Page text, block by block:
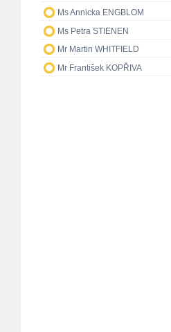
Ms Annicka ENGBLOM
Ms Petra STIENEN
Mr Martin WHITFIELD
Mr František KOPŘIVA